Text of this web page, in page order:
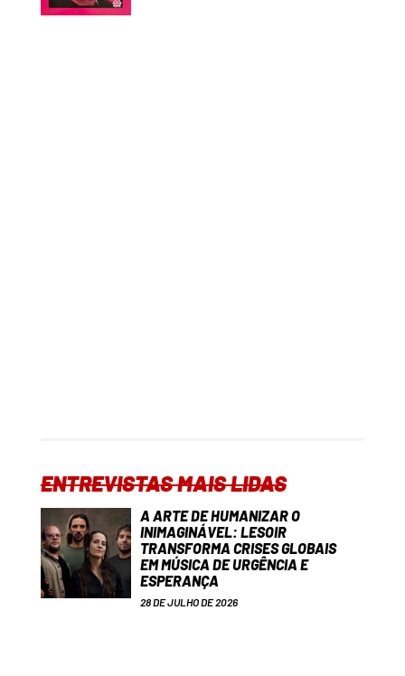
ENTREVISTAS MAIS LIDAS
A ARTE DE HUMANIZAR O
INIMAGINÁVEL: LESOIR
TRANSFORMA CRISES GLOBAIS
EM MÚSICA DE URGÊNCIA E
ESPERANÇA
28 DE JULHO DE 2026